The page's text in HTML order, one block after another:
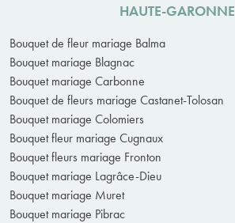
HAUTE-GARONNE
Bouquet de fleur mariage Balma
Bouquet mariage Blagnac
Bouquet mariage Carbonne
Bouquet de fleurs mariage Castanet-Tolosan
Bouquet mariage Colomiers
Bouquet fleur mariage Cugnaux
Bouquet fleurs mariage Fronton
Bouquet mariage Lagrâce-Dieu
Bouquet mariage Muret
Bouquet mariage Pibrac